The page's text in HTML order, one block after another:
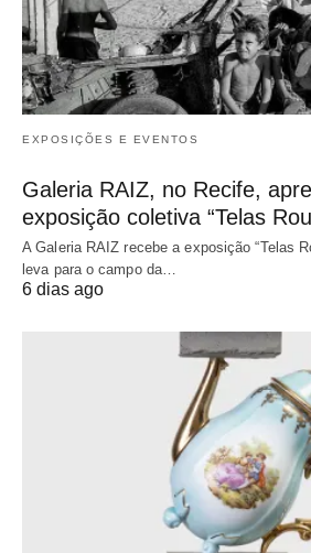
EXPOSIÇÕES E EVENTOS
Galeria RAIZ, no Recife,
exposição coletiva “Telas
A Galeria RAIZ recebe a exposição “Telas
leva para o campo da…
6 dias ago